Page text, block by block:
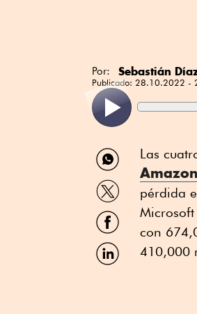
Por: Sebastián
Publicado: 28.10.2022 -
Compartir
por
WhatsApp
Compartir
por
Twitter
Compartir
por
Facebook
Compartir
por
Las
pérdida
con
410,000